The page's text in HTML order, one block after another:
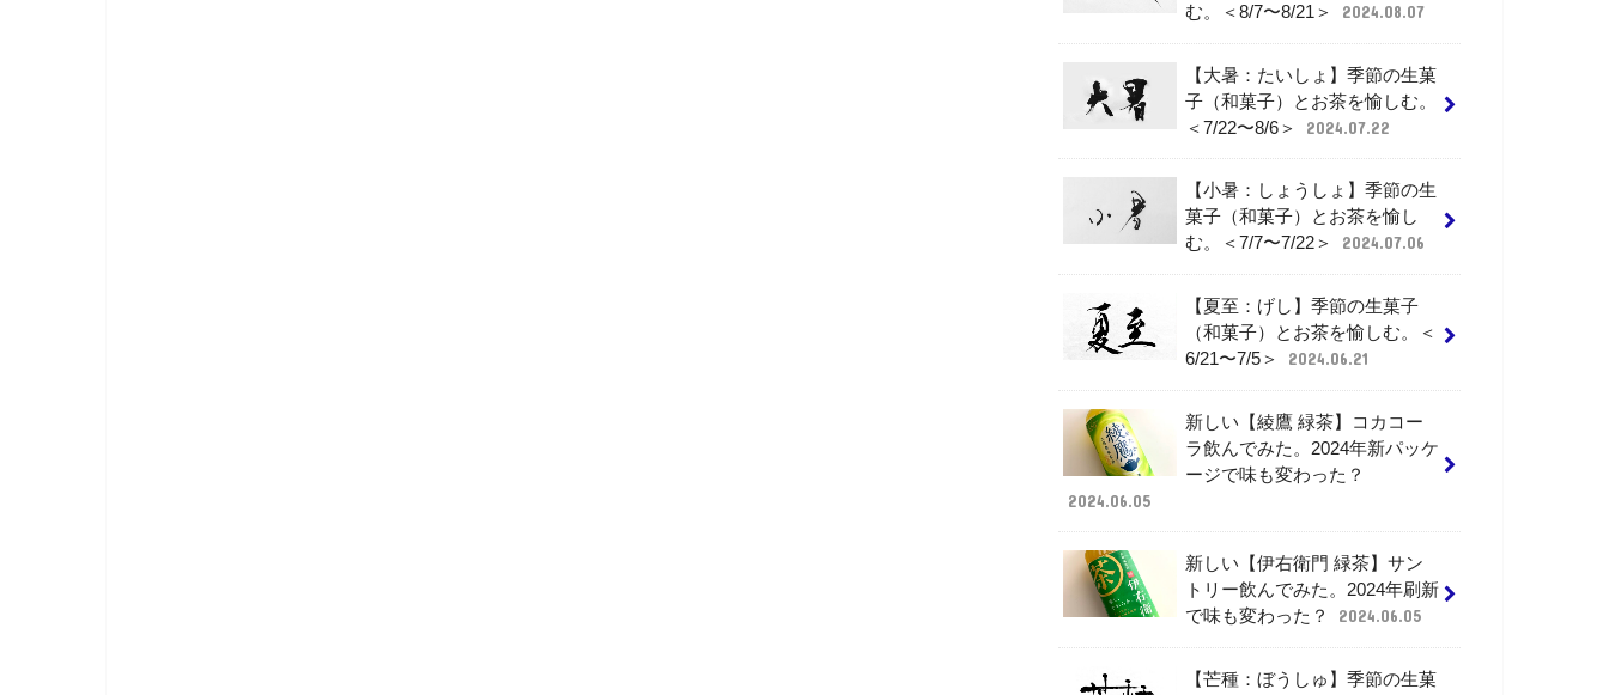
む。＜8/7〜8/21＞
2024.08.07
【大暑：たいしょ】季節の生菓
子（和菓子）とお茶を愉しむ。
＜7/22〜8/6＞
2024.07.22
【小暑：しょうしょ】季節の生
菓子（和菓子）とお茶を愉し
む。＜7/7〜7/22＞
2024.07.06
【夏至：げし】季節の生菓子
（和菓子）とお茶を愉しむ。＜
6/21〜7/5＞
2024.06.21
新しい【綾鷹 緑茶】コカコー
ラ飲んでみた。2024年新パッケ
ージで味も変わった？
2024.06.05
新しい【伊右衛門 緑茶】サン
トリー飲んでみた。2024年刷新
で味も変わった？
2024.06.05
【芒種：ぼうしゅ】季節の生菓